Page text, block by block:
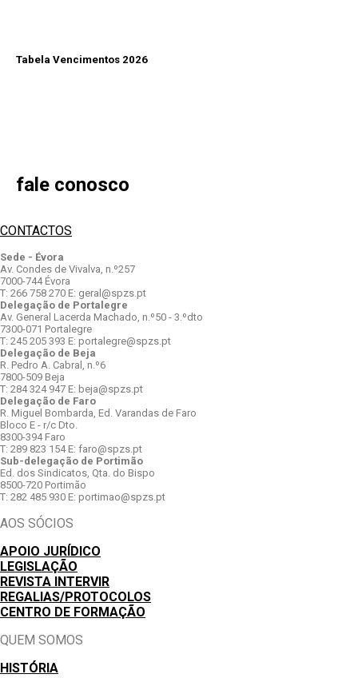
Tabela Vencimentos 2026
fale conosco
CONTACTOS
Sede - Évora
Av. Condes de Vivalva, n.º257
7000-744 Évora
T: 266 758 270 E: geral@spzs.pt
Delegação de Portalegre
Av. General Lacerda Machado, n.º50 - 3.ºdto
7300-071 Portalegre
T: 245 205 393 E: portalegre@spzs.pt
Delegação de Beja
R. Pedro A. Cabral, n.º6
7800-509 Beja
T: 284 324 947 E: beja@spzs.pt
Delegação de Faro
R. Miguel Bombarda, Ed. Varandas de Faro
Bloco E - r/c Dto.
8300-394 Faro
T: 289 823 154 E: faro@spzs.pt
Sub-delegação de Portimão
Ed. dos Sindicatos, Qta. do Bispo
8500-720 Portimão
T: 282 485 930 E: portimao@spzs.pt
AOS SÓCIOS
APOIO JURÍDICO
LEGISLAÇÃO
REVISTA INTERVIR
REGALIAS/PROTOCOLOS
CENTRO DE FORMAÇÃO
QUEM SOMOS
HISTÓRIA